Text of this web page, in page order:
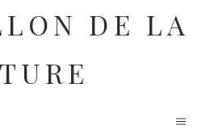
DE LA